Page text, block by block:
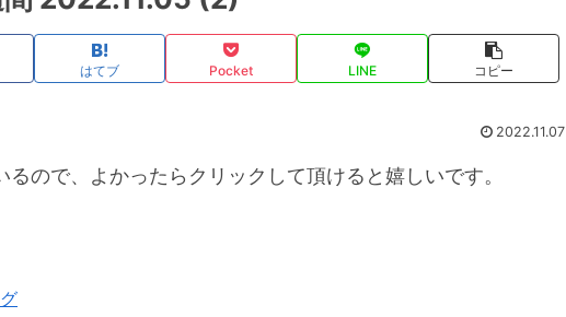
はてブ Pocket LINE コピー
2022.11.07
ので、よかったらクリックして頂けると嬉しいです。